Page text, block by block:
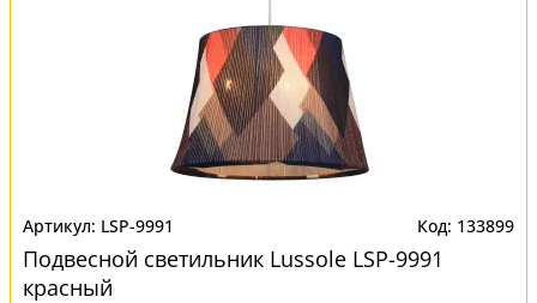
LSP-9991 133899
Подвесной светильник Lussole LSP-9991
красный